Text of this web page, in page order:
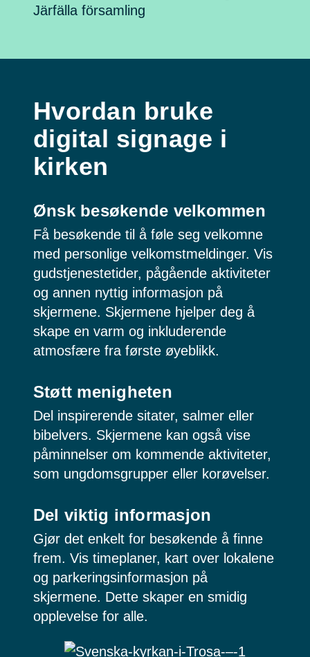
Järfälla församling
Hvordan bruke
digital signage i
kirken
Ønsk besøkende velkommen
Få besøkende til å føle seg velkomne
med personlige velkomstmeldinger. Vis
gudstjenestetider, pågående aktiviteter
og annen nyttig informasjon på
skjermene. Skjermene hjelper deg å
skape en varm og inkluderende
atmosfære fra første øyeblikk.
Støtt menigheten
Del inspirerende sitater, salmer eller
bibelvers. Skjermene kan også vise
påminnelser om kommende aktiviteter,
som ungdomsgrupper eller korøvelser.
Del viktig informasjon
Gjør det enkelt for besøkende å finne
frem. Vis timeplaner, kart over lokalene
og parkeringsinformasjon på
skjermene. Dette skaper en smidig
opplevelse for alle.